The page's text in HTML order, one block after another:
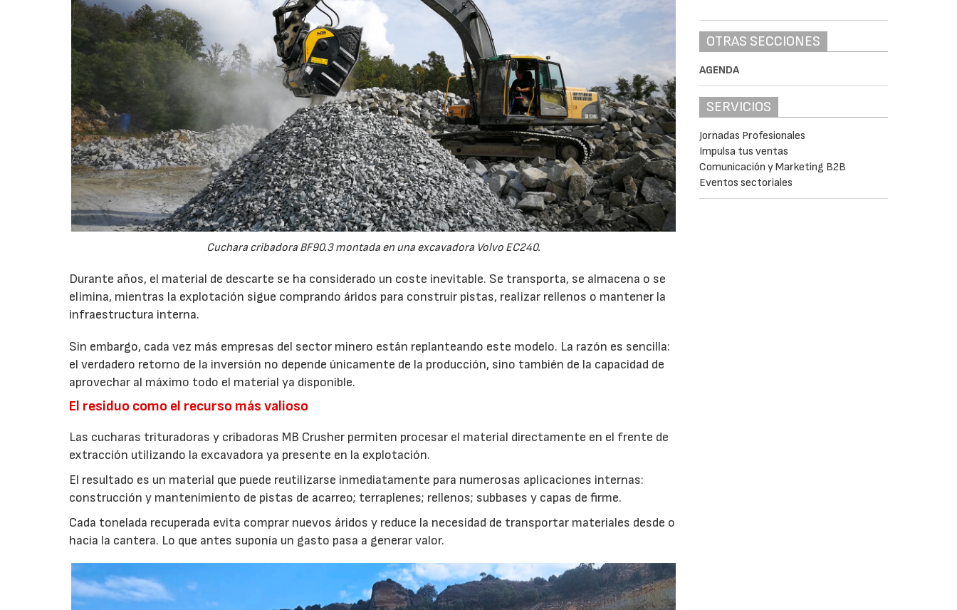
Cuchara cribadora BF90.3 montada en una excavadora Volvo EC240.
Durante años, el material de descarte se ha considerado un coste inevitable. Se transporta, se almacena o se
elimina, mientras la explotación sigue comprando áridos para construir pistas, realizar rellenos o mantener la
infraestructura interna.
Sin embargo, cada vez más empresas del sector minero están replanteando este modelo. La razón es sencilla:
el verdadero retorno de la inversión no depende únicamente de la producción, sino también de la capacidad de
aprovechar al máximo todo el material ya disponible.
El residuo como el recurso más valioso
Las cucharas trituradoras y cribadoras MB Crusher permiten procesar el material directamente en el frente de
extracción utilizando la excavadora ya presente en la explotación.
El resultado es un material que puede reutilizarse inmediatamente para numerosas aplicaciones internas:
construcción y mantenimiento de pistas de acarreo; terraplenes; rellenos; subbases y capas de firme.
Cada tonelada recuperada evita comprar nuevos áridos y reduce la necesidad de transportar materiales desde o
hacia la cantera. Lo que antes suponía un gasto pasa a generar valor.
OTRAS SECCIONES
AGENDA
SERVICIOS
Jornadas Profesionales
Impulsa tus ventas
Comunicación y Marketing B2B
Eventos sectoriales